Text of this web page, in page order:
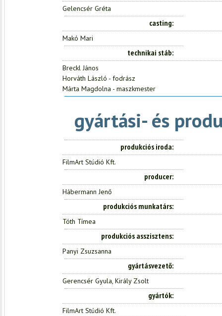
Gelencsér Gréta
casting
Makó Mari
technikai stáb
Breckl János
Horváth László - fodrász
Márta Magdolna - maszkmester
gyártási- és
produkciós iroda
FilmArt Stúdió Kft.
producer
Hábermann Jenő
produkciós munkatárs
Tóth Tímea
produkciós asszisztens
Panyi Zsuzsanna
gyártásvezető
Gerencsér Gyula, Király Zsolt
gyártók
FilmArt Stúdió Kft.